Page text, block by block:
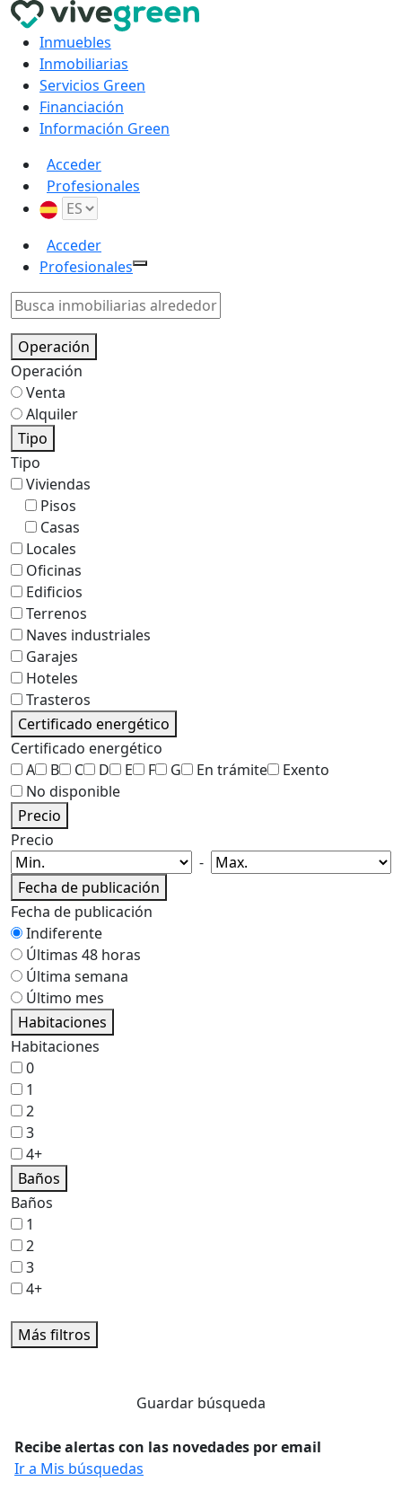
Inmuebles
Inmobiliarias
Servicios Green
Financiación
Información Green
Acceder
Profesionales
Acceder
Profesionales
Operación
Operación
Venta
Alquiler
Tipo
Tipo
Viviendas
Pisos
Casas
Locales
Oficinas
Edificios
Terrenos
Naves industriales
Garajes
Hoteles
Trasteros
Certificado energético
Certificado energético
A
B C D E F G En trámite
Exento
No disponible
Precio
Precio
-
Fecha de publicación
Fecha de publicación
Indiferente
Últimas 48 horas
Última semana
Último mes
Habitaciones
Habitaciones
0
1
2
3
4+
Baños
Baños
1
2
3
4+
Más filtros
Guardar búsqueda
Recibe alertas con las novedades por email
Ir a Mis búsquedas